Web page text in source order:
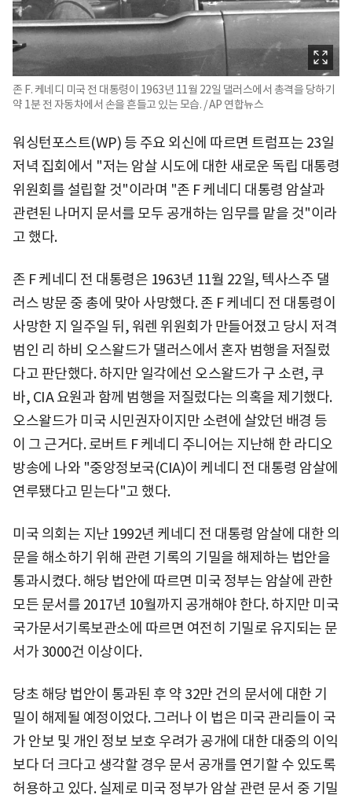
존 F. 케네디 미국 전 대통령이 1963년 11월 22일 댈러스에서 총격을 당하기
약 1분 전 자동차에서 손을 흔들고 있는 모습. / AP 연합뉴스
워싱턴포스트(WP) 등 주요 외신에 따르면 트럼프는 23일
저녁 집회에서 "저는 암살 시도에 대한 새로운 독립 대통령
위원회를 설립할 것"이라며 "존 F 케네디 대통령 암살과
관련된 나머지 문서를 모두 공개하는 임무를 맡을 것"이라
고 했다.
존 F 케네디 전 대통령은 1963년 11월 22일, 텍사스주 댈
러스 방문 중 총에 맞아 사망했다. 존 F 케네디 전 대통령이
사망한 지 일주일 뒤, 워렌 위원회가 만들어졌고 당시 저격
범인 리 하비 오스왈드가 댈러스에서 혼자 범행을 저질렀
다고 판단했다. 하지만 일각에선 오스왈드가 구 소련, 쿠
바, CIA 요원과 함께 범행을 저질렀다는 의혹을 제기했다.
오스왈드가 미국 시민권자이지만 소련에 살았던 배경 등
이 그 근거다. 로버트 F 케네디 주니어는 지난해 한 라디오
방송에 나와 "중앙정보국(CIA)이 케네디 전 대통령 암살에
연루됐다고 믿는다"고 했다.
미국 의회는 지난 1992년 케네디 전 대통령 암살에 대한 의
문을 해소하기 위해 관련 기록의 기밀을 해제하는 법안을
통과시켰다. 해당 법안에 따르면 미국 정부는 암살에 관한
모든 문서를 2017년 10월까지 공개해야 한다. 하지만 미국
국가문서기록보관소에 따르면 여전히 기밀로 유지되는 문
서가 3000건 이상이다.
당초 해당 법안이 통과된 후 약 32만 건의 문서에 대한 기
밀이 해제될 예정이었다. 그러나 이 법은 미국 관리들이 국
가 안보 및 개인 정보 보호 우려가 공개에 대한 대중의 이익
보다 더 크다고 생각할 경우 문서 공개를 연기할 수 있도록
허용하고 있다. 실제로 미국 정부가 암살 관련 문서 중 기밀